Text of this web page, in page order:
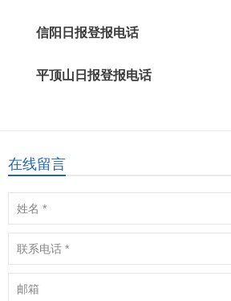
信阳日报登报电话
平顶山日报登报电话
在线留言